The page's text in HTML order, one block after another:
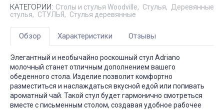
КАТЕГОРИИ: Столы и стулья Woodville Стулья
Деревянные
стулья
СТУЛЬЯ Стулья деревянные
Обзор Характеристики Отзывы
Элегантный и необычайно роскошный стул Adriano
молочный станет отличным дополнением вашего
обеденного стола. Изделие позволит комфортно
разместиться и наслаждаться вкусной едой или попивать
ароматный чай. Такой стул будет гармонично смотреться
вместе с письменным столом, создавая удобное рабочее